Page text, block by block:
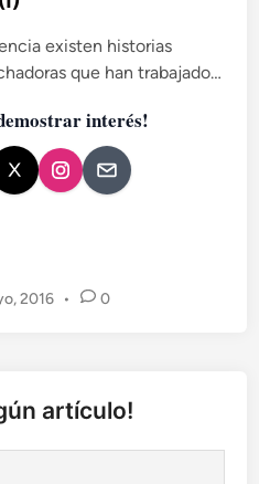
existen historias
que han trabajado…
interés!
2016 • 0
artículo!